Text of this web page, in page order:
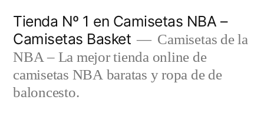
contenido
Tienda Nº 1 en Camisetas NBA –
Camisetas Basket
Camisetas de la
NBA – La mejor tienda online de
camisetas NBA baratas y ropa de de
baloncesto.